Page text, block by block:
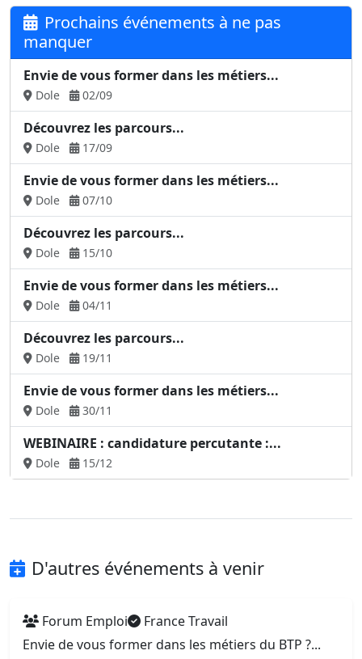
Prochains événements à ne pas
manquer
Envie de vous former dans les métiers...
Dole 02/09
Découvrez les parcours...
Dole 17/09
Envie de vous former dans les métiers...
Dole 07/10
Découvrez les parcours...
Dole 15/10
Envie de vous former dans les métiers...
Dole 04/11
Découvrez les parcours...
Dole 19/11
Envie de vous former dans les métiers...
Dole 30/11
WEBINAIRE : candidature percutante :...
Dole 15/12
D'autres événements à venir
Forum Emploi
France Travail
Envie de vous former dans les métiers du BTP ?...